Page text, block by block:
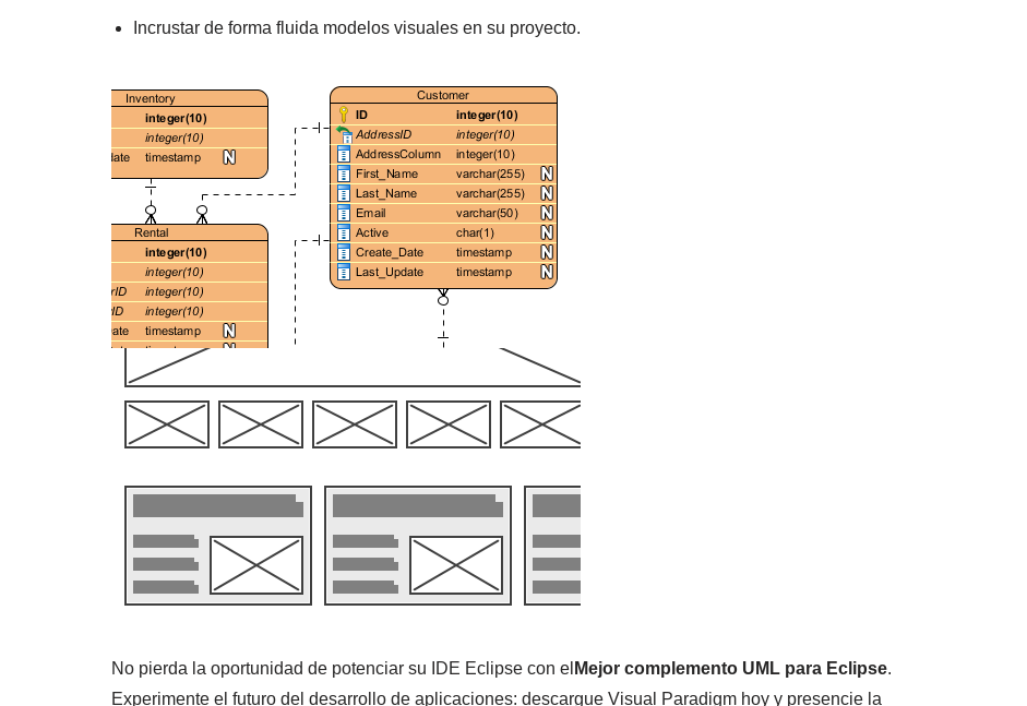
Incrustar de forma fluida modelos visuales en su proyecto.
No pierda la oportunidad de potenciar su IDE Eclipse con el Mejor complemento UML para Eclipse.
Experimente el futuro del desarrollo de aplicaciones: descargue Visual Paradigm hoy y presencie la